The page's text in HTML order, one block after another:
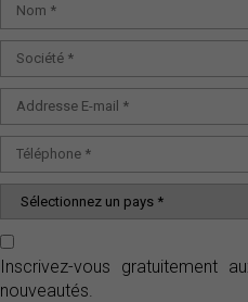
Inscrivez-vous gratuitement
nouveautés.